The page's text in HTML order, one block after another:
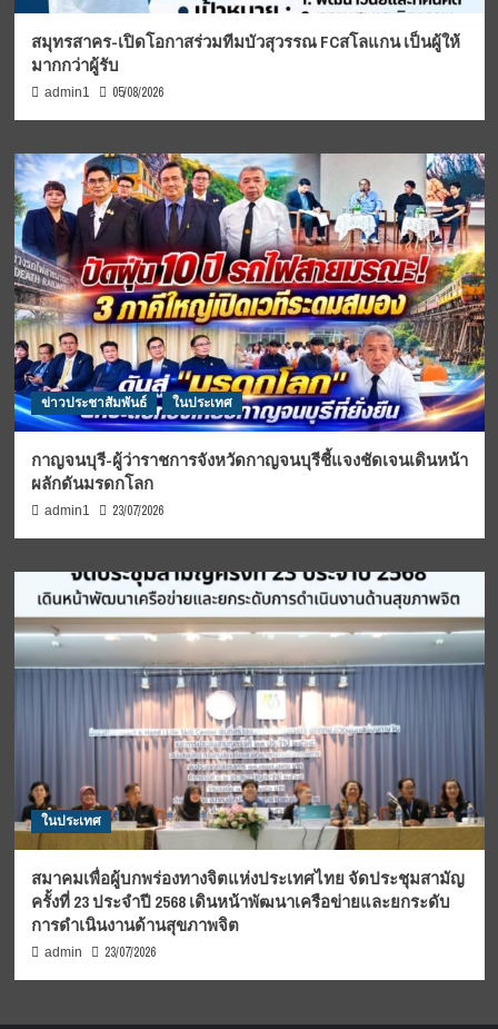
สมุทรสาคร-เปิดโอกาสร่วมทีมบัวสุวรรณ FCสโลแกน เป็นผู้ให้
มากกว่าผู้รับ
admin1 05/08/2026
ข่าวประชาสัมพันธ์ ในประเทศ
กาญจนบุรี-ผู้ว่าราชการจังหวัดกาญจนบุรีชี้แจงชัดเจนเดินหน้า
ผลักดันมรดกโลก
admin1 23/07/2026
ในประเทศ
สมาคมเพื่อผู้บกพร่องทางจิตแห่งประเทศไทย จัดประชุมสามัญ
ครั้งที่ 23 ประจำปี 2568 เดินหน้าพัฒนาเครือข่ายและยกระดับ
การดำเนินงานด้านสุขภาพจิต
admin 23/07/2026